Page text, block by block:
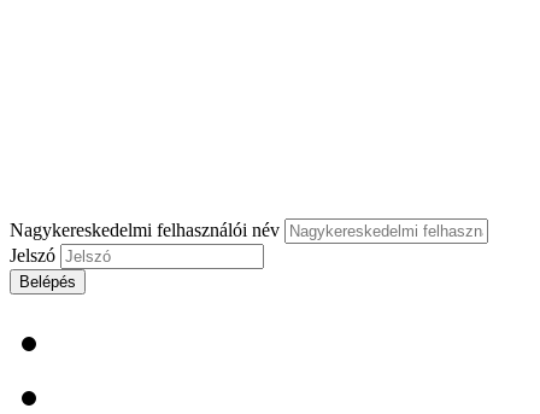
Nagykereskedelmi felhasználói név
Jelszó
Belépés